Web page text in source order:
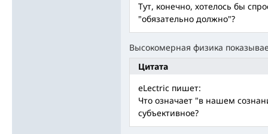
Тут, конечно, хотелось бы
"обязательно должно"?
Высокомерная физика
Цитата
eLectric пишет:
Что означает "в нашем
субъективное?